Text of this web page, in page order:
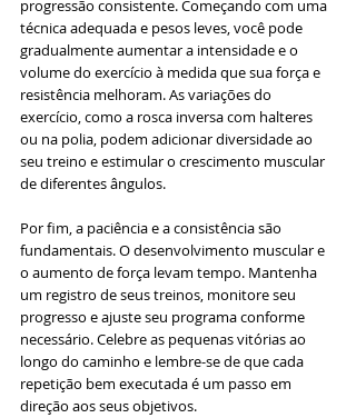
progressão consistente. Começando com uma
técnica adequada e pesos leves, você pode
gradualmente aumentar a intensidade e o
volume do exercício à medida que sua força e
resistência melhoram. As variações do
exercício, como a rosca inversa com halteres
ou na polia, podem adicionar diversidade ao
seu treino e estimular o crescimento muscular
de diferentes ângulos.
Por fim, a paciência e a consistência são
fundamentais. O desenvolvimento muscular e
o aumento de força levam tempo. Mantenha
um registro de seus treinos, monitore seu
progresso e ajuste seu programa conforme
necessário. Celebre as pequenas vitórias ao
longo do caminho e lembre-se de que cada
repetição bem executada é um passo em
direção aos seus objetivos.